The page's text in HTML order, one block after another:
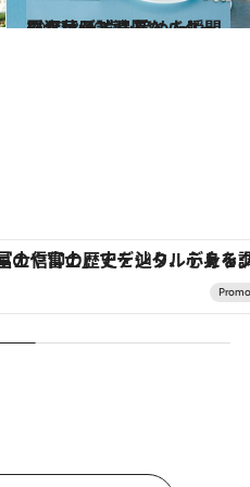
2020.8.20
罪深いほど濃厚なバターのお菓子 噛み締めた瞬間に幸せが訪れる
グルメ
「星のや富士」でデジタルデトックス。冨士信仰の歴史を辿り、心身を調える。 【銀座で出合う最旬美容】美髪ケアや上質